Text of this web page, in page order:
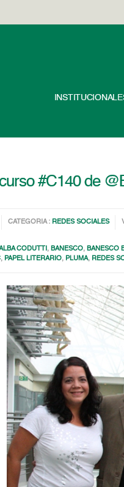
#C140 de
CATEGORIA : REDES SOCIALES
CODUTTI , BANESCO, BANESCO
, PAPEL LITERARIO, PLUMA, REDES